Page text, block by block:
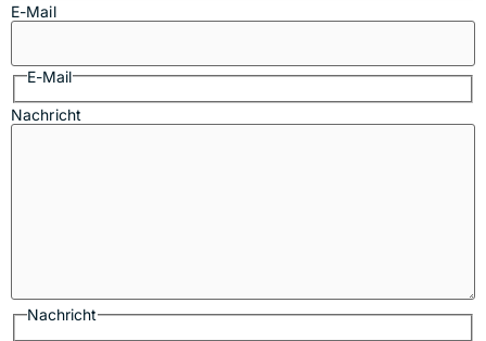
E-Mail
E-Mail
Nachricht
Nachricht